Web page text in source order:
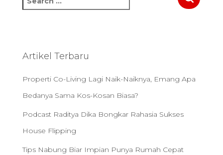
e
h
r
:
Artikel Terbaru
Properti Co-Living Lagi Naik-Naiknya, Emang Apa
Bedanya Sama Kos-Kosan Biasa?
Podcast Raditya Dika Bongkar Rahasia Sukses
House Flipping
Tips Nabung Biar Impian Punya Rumah Cepat